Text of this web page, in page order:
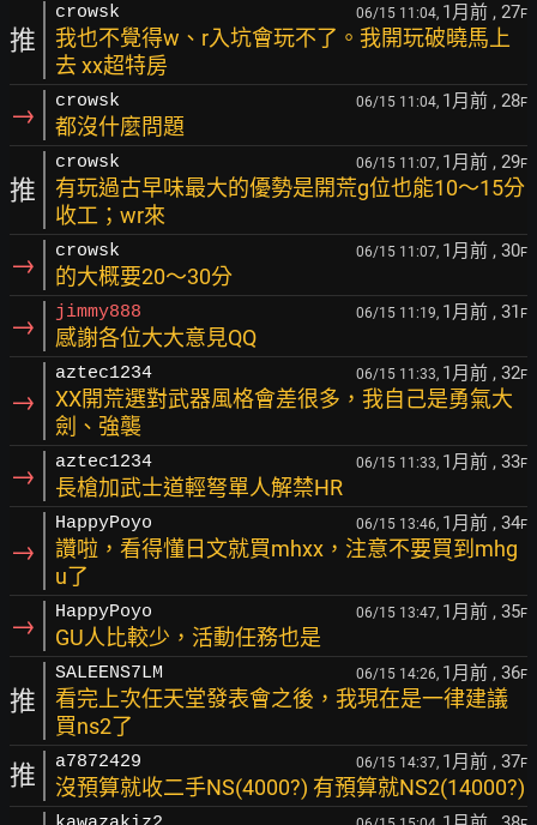
推
crowsk 06/15 11:04, 1月前 , 27F
我也不覺得w、r入坑會玩不了。我開玩破曉馬上
去 xx超特房
→ crowsk 06/15 11:04, 1月前 , 28F
都沒什麼問題
推
crowsk 06/15 11:07, 1月前 , 29F
有玩過古早味最大的優勢是開荒g位也能10～15分
收工；wr來
→ crowsk 06/15 11:07, 1月前 , 30F
的大概要20～30分
→ jimmy888 06/15 11:19, 1月前 , 31 F
感謝各位大大意見QQ
→
aztec1234 06/15 11:33, 1月前 , 32F
XX開荒選對武器風格會差很多，我自己是勇氣大
劍、強襲
→ aztec1234 06/15 11:33, 1月前 , 33F
長槍加武士道輕弩單人解禁HR
→
HappyPoyo 06/15 13:46, 1月前 , 34F
讚啦，看得懂日文就買mhxx，注意不要買到mhg
u了
→ HappyPoyo 06/15 13:47, 1月前 , 35F
GU人比較少，活動任務也是
推
SALEENS7LM 06/15 14:26, 1月前 , 36F
看完上次任天堂發表會之後，我現在是一律建議
買ns2了
推 a7872429 06/15 14:37, 1月前 , 37F
沒預算就收二手NS(4000?) 有預算就NS2(14000?)